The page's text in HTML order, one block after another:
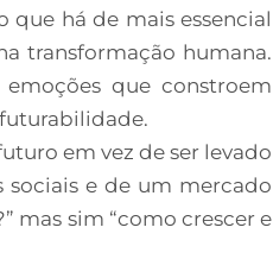
há de mais essencial
transformação humana.
que constroem
em vez de ser levado
e de um mercado
mas sim “como crescer e